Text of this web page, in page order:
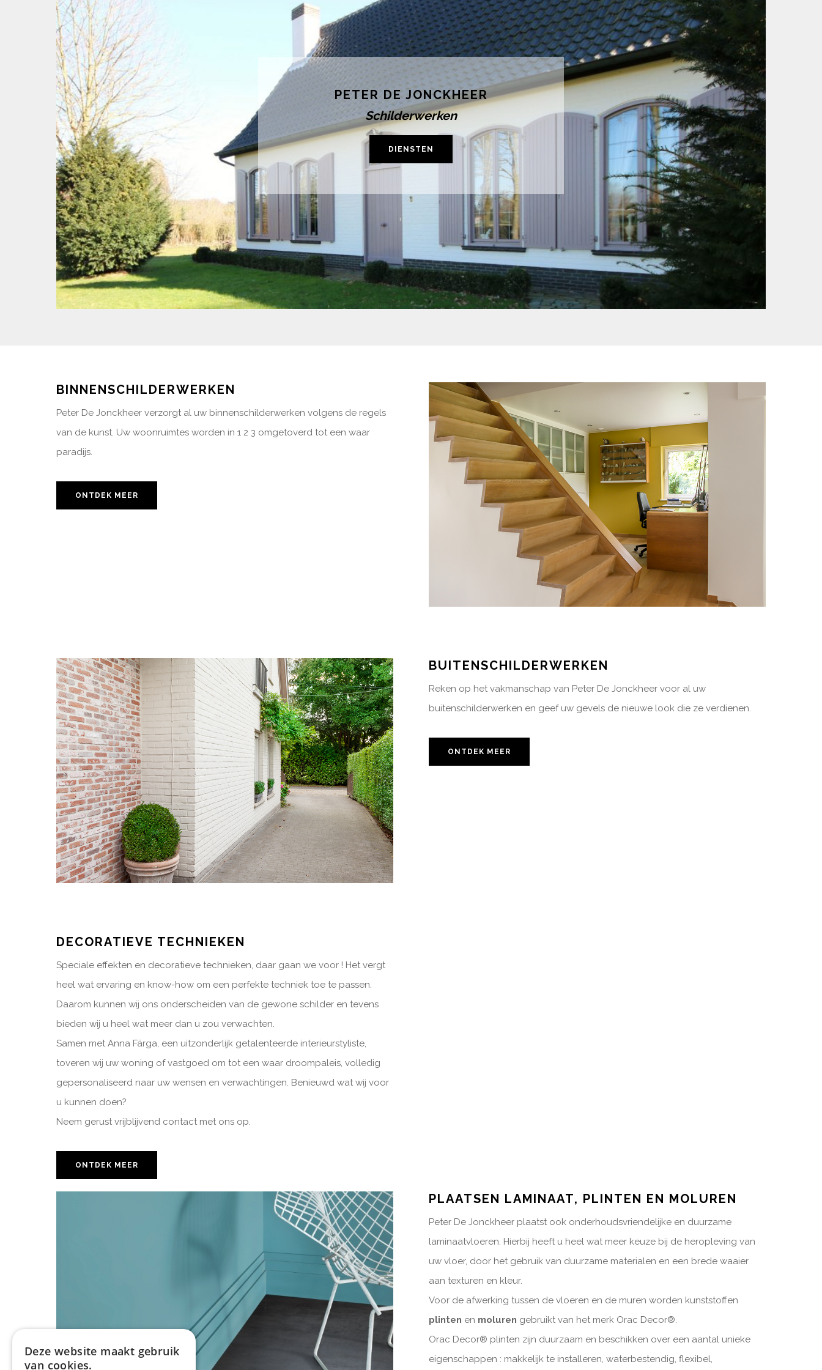
PETER DE JONCKHEER
Schilderwerken
DIENSTEN
BINNENSCHILDERWERKEN
Peter De Jonckheer verzorgt al uw binnenschilderwerken volgens de regels
van de kunst. Uw woonruimtes worden in 1 2 3 omgetoverd tot een waar
paradijs.
ONTDEK MEER
BUITENSCHILDERWERKEN
Reken op het vakmanschap van Peter De Jonckheer voor al uw
buitenschilderwerken en geef uw gevels de nieuwe look die ze verdienen.
ONTDEK MEER
DECORATIEVE TECHNIEKEN
Speciale effekten en decoratieve technieken, daar gaan we voor ! Het vergt
heel wat ervaring en know-how om een perfekte techniek toe te passen.
Daarom kunnen wij ons onderscheiden van de gewone schilder en tevens
bieden wij u heel wat meer dan u zou verwachten.
Samen met Anna Färga, een uitzonderlijk getalenteerde interieurstyliste,
toveren wij uw woning of vastgoed om tot een waar droompaleis, volledig
gepersonaliseerd naar uw wensen en verwachtingen. Benieuwd wat wij voor
u kunnen doen?
Neem gerust vrijblijvend contact met ons op.
ONTDEK MEER
PLAATSEN LAMINAAT, PLINTEN EN MOLUREN
Peter De Jonckheer plaatst ook onderhoudsvriendelijke en duurzame
laminaatvloeren. Hierbij heeft u heel wat meer keuze bij de heropleving van
uw vloer, door het gebruik van duurzame materialen en een brede waaier
aan texturen en kleur.
Voor de afwerking tussen de vloeren en de muren worden kunststoffen
plinten en moluren gebruikt van het merk Orac Decor®.
Orac Decor® plinten zijn duurzaam en beschikken over een aantal unieke
eigenschappen : makkelijk te installeren, waterbestendig, flexibel,
Deze website maakt gebruik
van cookies.